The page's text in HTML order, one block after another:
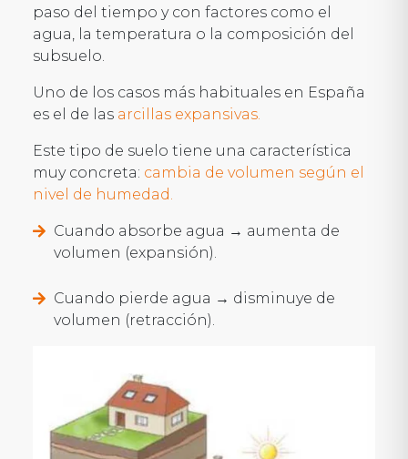
paso del tiempo y con factores como el
agua, la temperatura o la composición del
subsuelo.
Uno de los casos más habituales en España
es el de las arcillas expansivas.
Este tipo de suelo tiene una característica
muy concreta: cambia de volumen según el
nivel de humedad.
Cuando absorbe agua → aumenta de
volumen (expansión).
Cuando pierde agua → disminuye de
volumen (retracción).